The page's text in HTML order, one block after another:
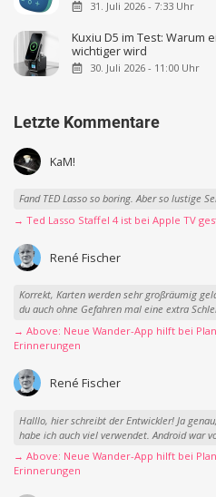
31. Juli 2026 - 7:33 Uhr
Kuxiu D5 im Test: Warum
wichtiger wird
30. Juli 2026 - 11:00 Uhr
Letzte Kommentare
KaM!
Fand TED Lasso so boring. Aber so lustige
→ Ted Lasso Staffel 4 ist bei Apple TV
René Fischer
Korrekt, Karten werden sehr großräumig
du auch ohne Gefahren mal eine extra
→ Above: Neue Wander-App hilft bei
Erinnerungen
René Fischer
Halllo, hier schreibt der Entwickler! Ja
habe ich auch viel verwendet. Android war
→ Above: Neue Wander-App hilft bei
Erinnerungen